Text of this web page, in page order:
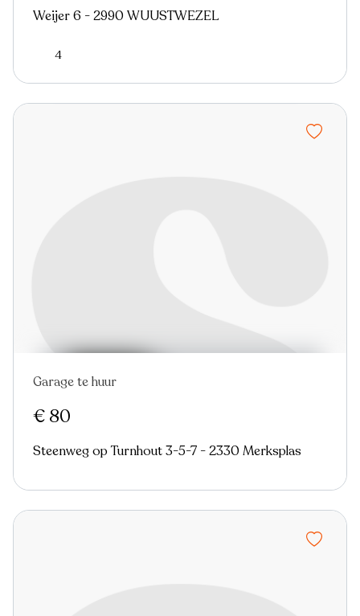
Weijer 6 - 2990 WUUSTWEZEL
4
In optie
Garage te huur
€ 80
Steenweg op Turnhout 3-5-7 - 2330 Merksplas